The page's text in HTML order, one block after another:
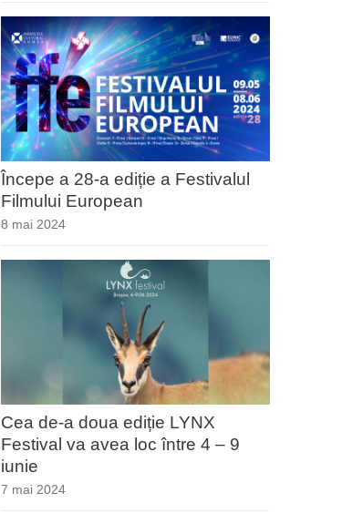
Începe a 28-a ediție a Festivalul
Filmului European
8 mai 2024
Cea de-a doua ediție LYNX
Festival va avea loc între 4 – 9
iunie
7 mai 2024